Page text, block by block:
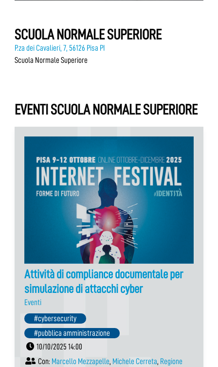
SCUOLA NORMALE SUPERIORE
P.za dei Cavalieri, 7, 56126 Pisa PI
Scuola Normale Superiore
EVENTI SCUOLA NORMALE SUPERIORE
Attività di compliance documentale per
simulazione di attacchi cyber
Eventi
#cybersecurity
#pubblica amministrazione
10/10/2025 14:00
Con: Marcello Mezzapelle, Michele Cerreta, Regione